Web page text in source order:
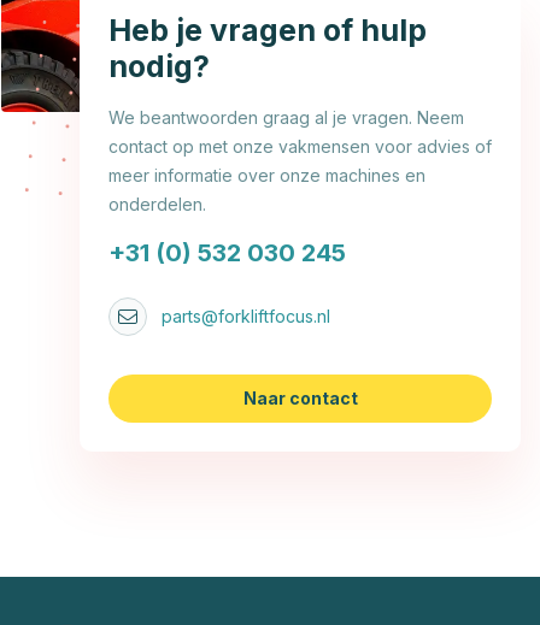
Heb je vragen of hulp
nodig?
We beantwoorden graag al je vragen. Neem
contact op met onze vakmensen voor advies of
meer informatie over onze machines en
onderdelen.
+31 (0) 532 030 245
parts@forkliftfocus.nl
Naar contact